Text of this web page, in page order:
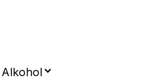
Alkohol